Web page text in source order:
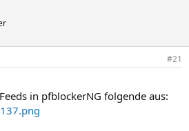
#21
in pfblockerNG folgende aus: